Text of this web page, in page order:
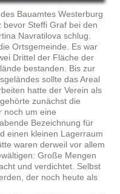
Bauamtes Westerburg
Steffi Graf bei den
Navratilova schlug.
Ortsgemeinde. Es war
Drittel der Fläche der
bestanden. Bis zur
sollte das Areal
hatte der Verein als
zunächst die
noch um eine
Bezeichnung für
einen kleinen Lagerraum
waren derweil vor allem
Große Mengen
und verdichtet. Selbst
der noch heute als